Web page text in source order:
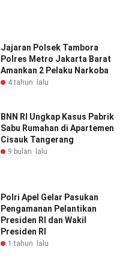
Jajaran Polsek Tambora
Polres Metro Jakarta Barat
Amankan 2 Pelaku Narkoba
4 tahun lalu
BNN RI Ungkap Kasus Pabrik
Sabu Rumahan di Apartemen
Cisauk Tangerang
9 bulan lalu
Polri Apel Gelar Pasukan
Pengamanan Pelantikan
Presiden RI dan Wakil
Presiden RI
1 tahun lalu